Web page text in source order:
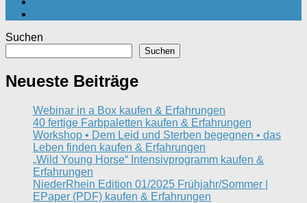
Suchen
Suchen
Neueste Beiträge
Webinar in a Box kaufen & Erfahrungen
40 fertige Farbpaletten kaufen & Erfahrungen
Workshop • Dem Leid und Sterben begegnen • das
Leben finden kaufen & Erfahrungen
„Wild Young Horse“ Intensivprogramm kaufen &
Erfahrungen
NiederRhein Edition 01/2025 Frühjahr/Sommer |
EPaper (PDF) kaufen & Erfahrungen